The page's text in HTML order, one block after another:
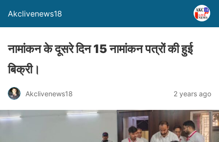
Akclivenews18
नामांकन के दूसरे दिन 15 नामांकन पत्रों की हुई
बिक्री।
Akclivenews18 2 years ago